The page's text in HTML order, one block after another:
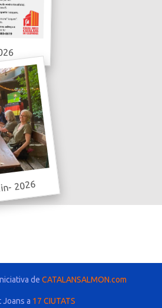
2026
de CATALANSALMON.com
Joans a 17 CIUTATS